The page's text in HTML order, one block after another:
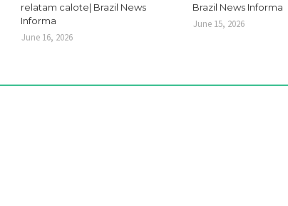
relatam calote| Brazil News
Informa
June 16, 2026
Brazil News Informa
June 15, 2026